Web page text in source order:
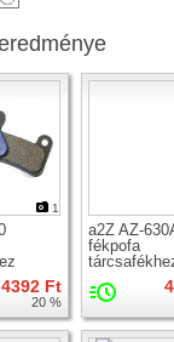
1
4392 Ft
20 %
a2Z AZ-
fékpofa